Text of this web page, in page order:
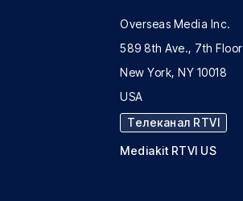
Overseas Media Inc.
589 8th Ave., 7th Floor
New York, NY 10018
USA
Телеканал RTVI
Mediakit RTVI US